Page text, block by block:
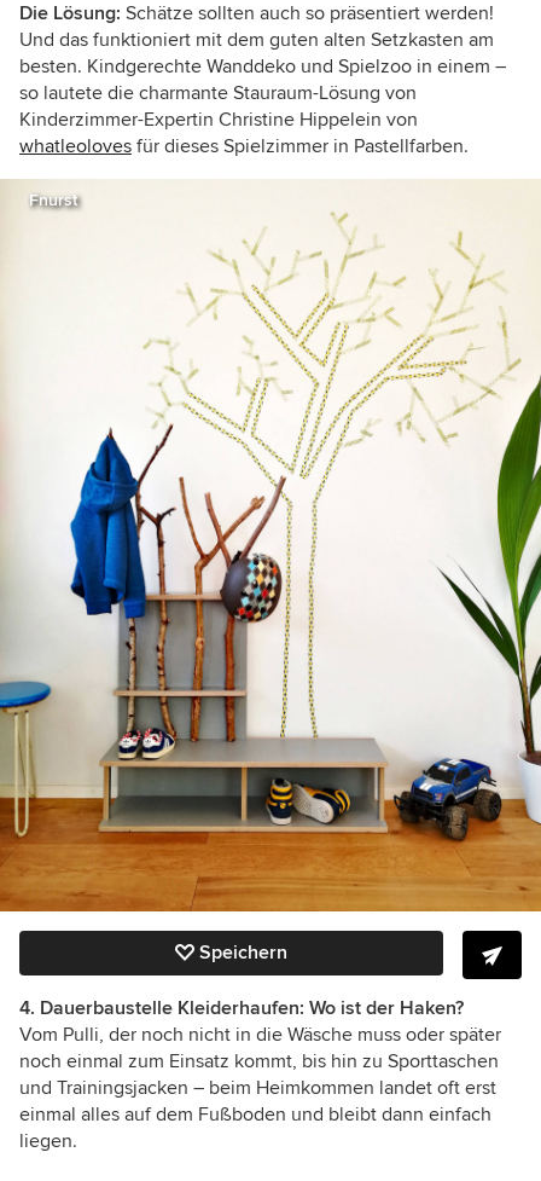
Die Lösung: Schätze sollten auch so präsentiert werden!
Und das funktioniert mit dem guten alten Setzkasten am
besten. Kindgerechte Wanddeko und Spielzoo in einem –
so lautete die charmante Stauraum-Lösung von
Kinderzimmer-Expertin Christine Hippelein von
whatleoloves für dieses Spielzimmer in Pastellfarben.
Fnurst
Speichern
4. Dauerbaustelle Kleiderhaufen: Wo ist der Haken?
Vom Pulli, der noch nicht in die Wäsche muss oder später
noch einmal zum Einsatz kommt, bis hin zu Sporttaschen
und Trainingsjacken – beim Heimkommen landet oft erst
einmal alles auf dem Fußboden und bleibt dann einfach
liegen.